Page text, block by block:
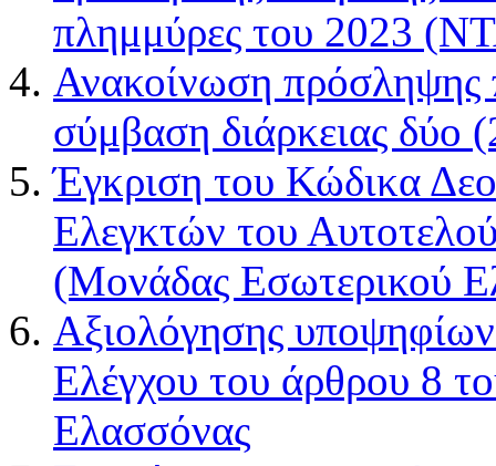
πλημμύρες του 2023
Ανακοίνωση πρόσληψης
σύμβαση διάρκειας δύο
Έγκριση του Κώδικα
Ελεγκτών του
(Μονάδας Εσωτερικού
Αξιολόγησης
Ελέγχου του άρθρου 8
Ελασσόνας